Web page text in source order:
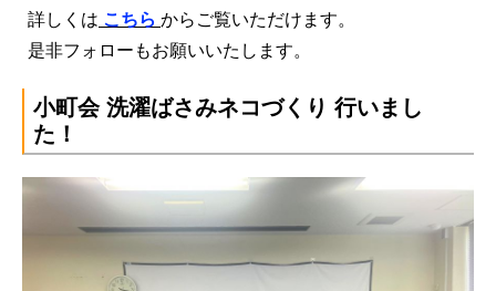
詳しくは こちら からご覧いただけます。
是非フォローもお願いいたします。
小町会 洗濯ばさみネコづくり 行いまし
た！